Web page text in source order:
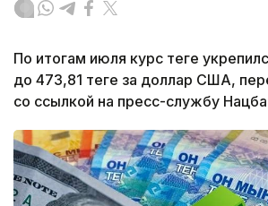
По итогам июля курс теңге
до 473,81 теңге за доллар США,
со ссылкой на пресс-службу